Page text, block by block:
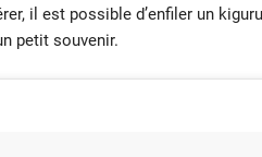
il est possible d’enfiler un
petit souvenir.